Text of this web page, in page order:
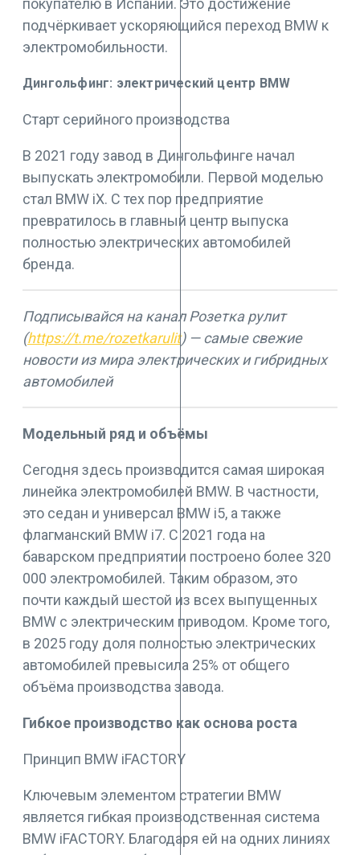
покупателю в Испании. Это достижение
подчёркивает ускоряющийся переход BMW к
электромобильности.
Дингольфинг: электрический центр BMW
Старт серийного производства
В 2021 году завод в Дингольфинге начал
выпускать электромобили. Первой моделью
стал BMW iX. С тех пор предприятие
превратилось в главный центр выпуска
полностью электрических автомобилей
бренда.
Подписывайся на канал Розетка рулит
(https://t.me/rozetkarulit) — самые свежие
новости из мира электрических и гибридных
автомобилей
Модельный ряд и объёмы
Сегодня здесь производится самая широкая
линейка электромобилей BMW. В частности,
это седан и универсал BMW i5, а также
флагманский BMW i7. С 2021 года на
баварском предприятии построено более 320
000 электромобилей. Таким образом, это
почти каждый шестой из всех выпущенных
BMW с электрическим приводом. Кроме того,
в 2025 году доля полностью электрических
автомобилей превысила 25% от общего
объёма производства завода.
Гибкое производство как основа роста
Принцип BMW iFACTORY
Ключевым элементом стратегии BMW
является гибкая производственная система
BMW iFACTORY. Благодаря ей на одних линиях